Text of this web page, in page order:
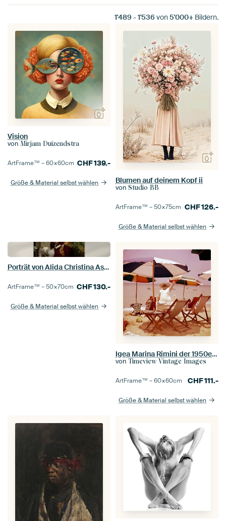
1'489 - 1'536von5'000+ Bildern.
Vision
von Mirjam Duizendstra
ArtFrame™ –60×60cm CHF139.-
Größe & Material selbst wählen Blumen auf deinem Kopf ii
von Studio BB
ArtFrame™ –50×75cm CHF126.-
Größe & Material selbst wählen
Porträt von Alida Christina Assink, Jan Adam Kruseman
ArtFrame™ –50×70cm CHF130.-
Größe & Material selbst wählen
Igea Marina Rimini der 1950er Jahre
von Timeview Vintage Images
ArtFrame™ –60×60cm CHF111.-
Größe & Material selbst wählen